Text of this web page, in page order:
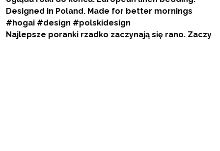
Najlepsze poranki rzadko zaczynają się rano. Zaczy